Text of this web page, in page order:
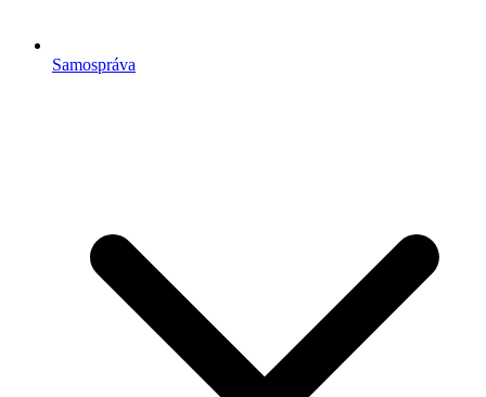
Samospráva